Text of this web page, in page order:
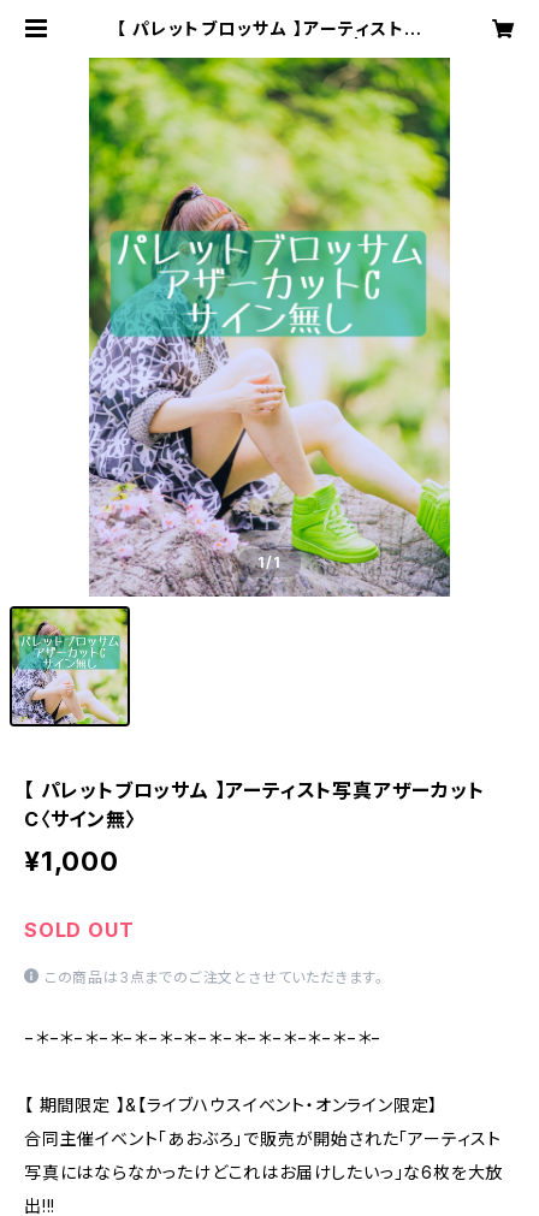
【 パレットブロッサム 】アーティスト写
社SOUNDNAUTS OFFICIAL WE
B SHOP
1/1
【 パレットブロッサム 】アーティスト写真アザーカット
C〈サイン無〉
¥1,000
SOLD OUT
この商品は3点までのご注文とさせていただきます。
−＊−＊−＊−＊−＊−＊−＊−＊−＊−＊−＊−＊−＊−＊−
【 期間限定 】&【ライブハウスイベント・オンライン限定】
合同主催イベント「あおぶろ」で販売が開始された「アーティスト
写真にはならなかったけどこれはお届けしたいっ」な6枚を大放
出!!!